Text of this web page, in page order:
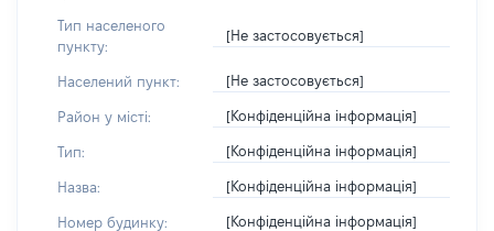
Тип населеного
пункту:
[Не застосовується]
Населений пункт: [Не застосовується]
Район у місті: [Конфіденційна інформація]
Тип: [Конфіденційна інформація]
Назва: [Конфіденційна інформація]
Номер будинку: [Конфіденційна інформація]